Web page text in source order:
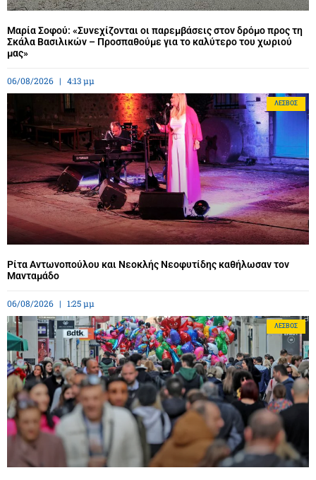
Μαρία Σοφού: «Συνεχίζονται οι παρεμβάσεις στον δρόμο προς τη
Σκάλα Βασιλικών – Προσπαθούμε για το καλύτερο του χωριού
μας»
06/08/2026 4:13 μμ
ΛΈΣΒΟΣ
Ρίτα Αντωνοπούλου και Νεοκλής Νεοφυτίδης καθήλωσαν τον
Μανταμάδο
06/08/2026 1:25 μμ
ΛΈΣΒΟΣ